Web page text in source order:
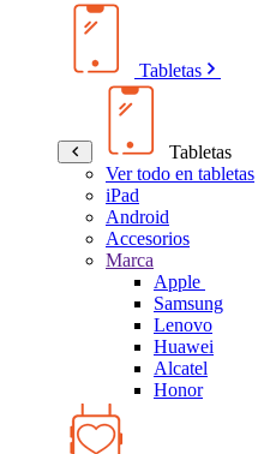
Tabletas
Tabletas
Ver todo en tabletas
iPad
Android
Accesorios
Marca
Apple
Samsung
Lenovo
Huawei
Alcatel
Honor